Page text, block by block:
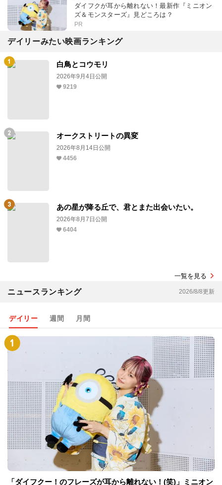
ダイフクが耳から離れない！最新作『ミニオン
ズ＆モンスターズ』見どころは？
PR
デイリーみたい映画ランキング
白鳥とコウモリ
2026年9月4日公開
9219
オークストリートの異変
2026年8月14日公開
4456
あの星が降る丘で、君とまた出会いたい。
2026年8月7日公開
6404
一覧を見る
ニュースランキング 2026/8/8更新
デイリー 週間 月間
「ダイフクー！のフレーズが耳から離れない！(笑)」ミニオン